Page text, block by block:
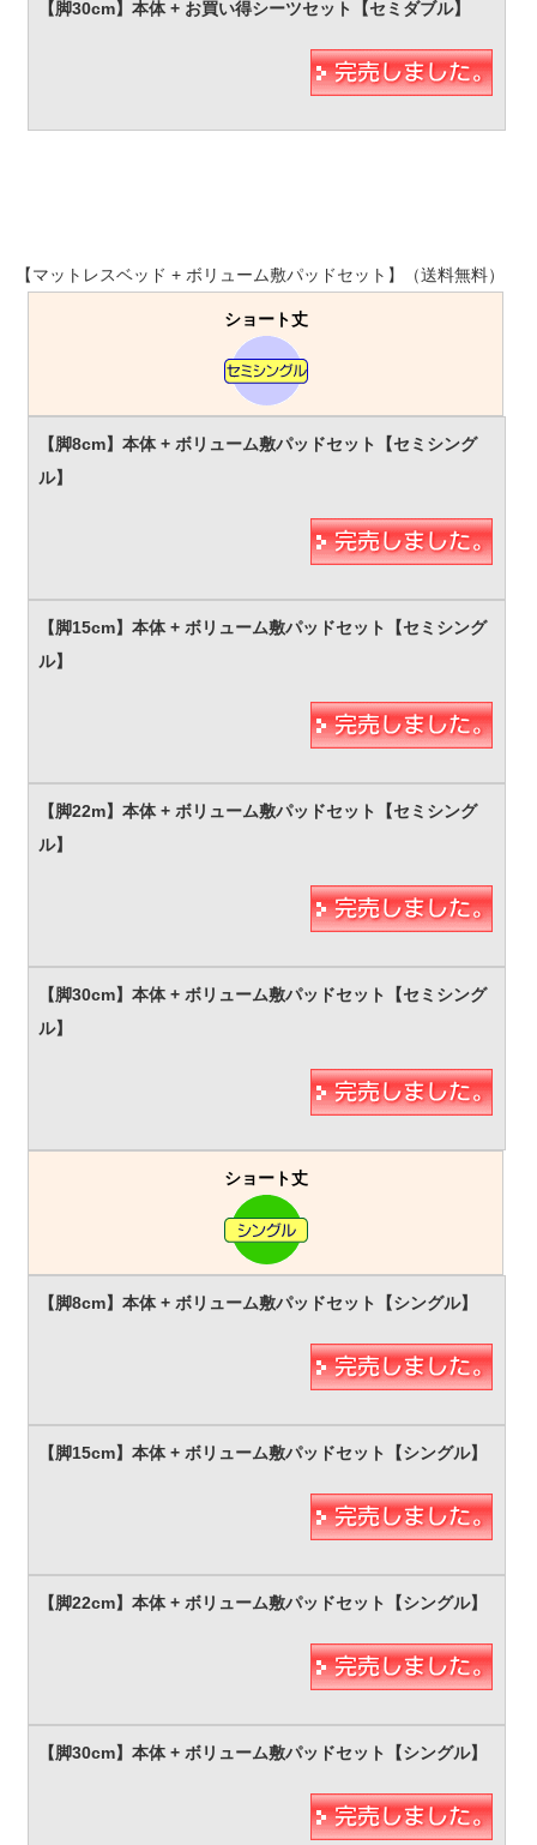
【マットレスベッド + ボリューム敷パッドセット】（送料無料）
ショート丈
ショート丈